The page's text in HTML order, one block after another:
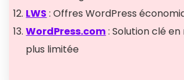
LWS : Offres WordPress
WordPress.com: Solution clé en
plus limitée